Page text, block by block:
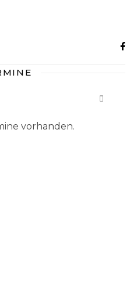
vorhanden.